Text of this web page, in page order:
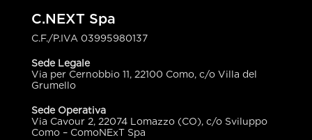
C.NEXT Spa
C.F./P.IVA 03995980137
Sede Legale
Via per Cernobbio 11, 22100 Como, c/o Villa del
Grumello
Sede Operativa
Via Cavour 2, 22074 Lomazzo (CO), c/o Sviluppo
Como – ComoNExT Spa